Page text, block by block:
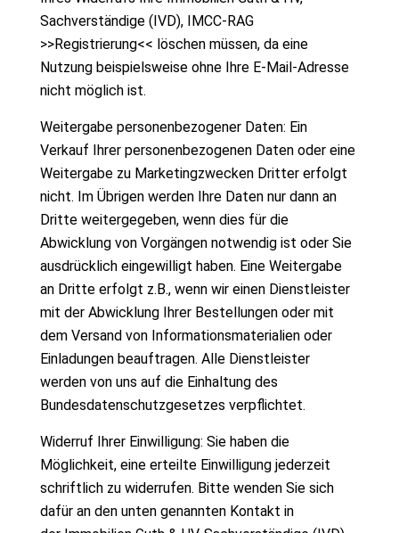
Sachverständige (IVD), IMCC-RAG
>>Registrierung<< löschen müssen, da eine
Nutzung beispielsweise ohne Ihre E-Mail-Adresse
nicht möglich ist.
Weitergabe personenbezogener Daten: Ein
Verkauf Ihrer personenbezogenen Daten oder eine
Weitergabe zu Marketingzwecken Dritter erfolgt
nicht. Im Übrigen werden Ihre Daten nur dann an
Dritte weitergegeben, wenn dies für die
Abwicklung von Vorgängen notwendig ist oder Sie
ausdrücklich eingewilligt haben. Eine Weitergabe
an Dritte erfolgt z.B., wenn wir einen Dienstleister
mit der Abwicklung Ihrer Bestellungen oder mit
dem Versand von Informationsmaterialien oder
Einladungen beauftragen. Alle Dienstleister
werden von uns auf die Einhaltung des
Bundesdatenschutzgesetzes verpflichtet.
Widerruf Ihrer Einwilligung: Sie haben die
Möglichkeit, eine erteilte Einwilligung jederzeit
schriftlich zu widerrufen. Bitte wenden Sie sich
dafür an den unten genannten Kontakt in